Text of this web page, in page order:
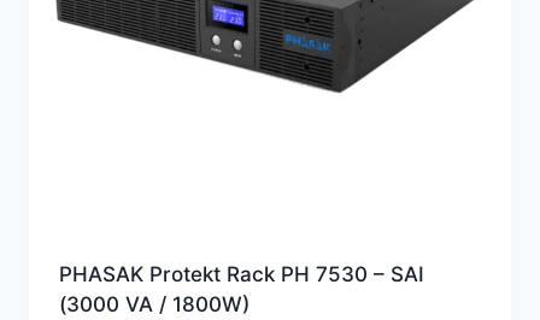
PHASAK Protekt Rack PH 7530 – SAI
(3000 VA / 1800W)